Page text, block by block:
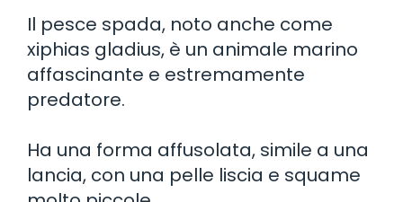
Il pesce spada, noto anche come
xiphias gladius, è un animale marino
affascinante e estremamente
predatore.
Ha una forma affusolata, simile a una
lancia, con una pelle liscia e squame